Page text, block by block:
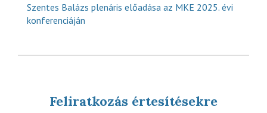
Szentes Balázs plenáris előadása az MKE 2025. évi
konferenciáján
Feliratkozás értesítésekre